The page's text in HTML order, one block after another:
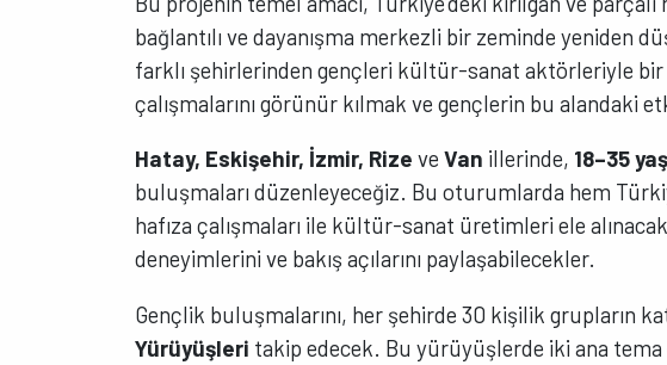
bağlantılı ve dayanışma merkezli bir zeminde yeniden
farklı şehirlerinden gençleri kültür-sanat aktörleriyle bir
çalışmalarını görünür kılmak ve gençlerin bu alandaki
Hatay, Eskişehir, İzmir, Rize veVan illerinde, 18–35
buluşmaları düzenleyeceğiz. Bu oturumlarda hem
hafıza çalışmaları ile kültür-sanat üretimleri ele
deneyimlerini ve bakış açılarını paylaşabilecekler.
Gençlik buluşmalarını, her şehirde 30 kişilik grupların
Yürüyüşleri takip edecek. Bu yürüyüşlerde iki ana tema